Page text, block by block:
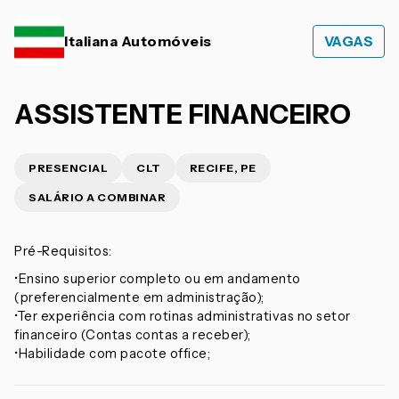
Italiana Automóveis VAGAS
ASSISTENTE FINANCEIRO
PRESENCIAL CLT RECIFE, PE
SALÁRIO A COMBINAR
Pré-Requisitos:
•Ensino superior completo ou em andamento
(preferencialmente em administração);
•Ter experiência com rotinas administrativas no setor
financeiro (Contas contas a receber);
•Habilidade com pacote office;